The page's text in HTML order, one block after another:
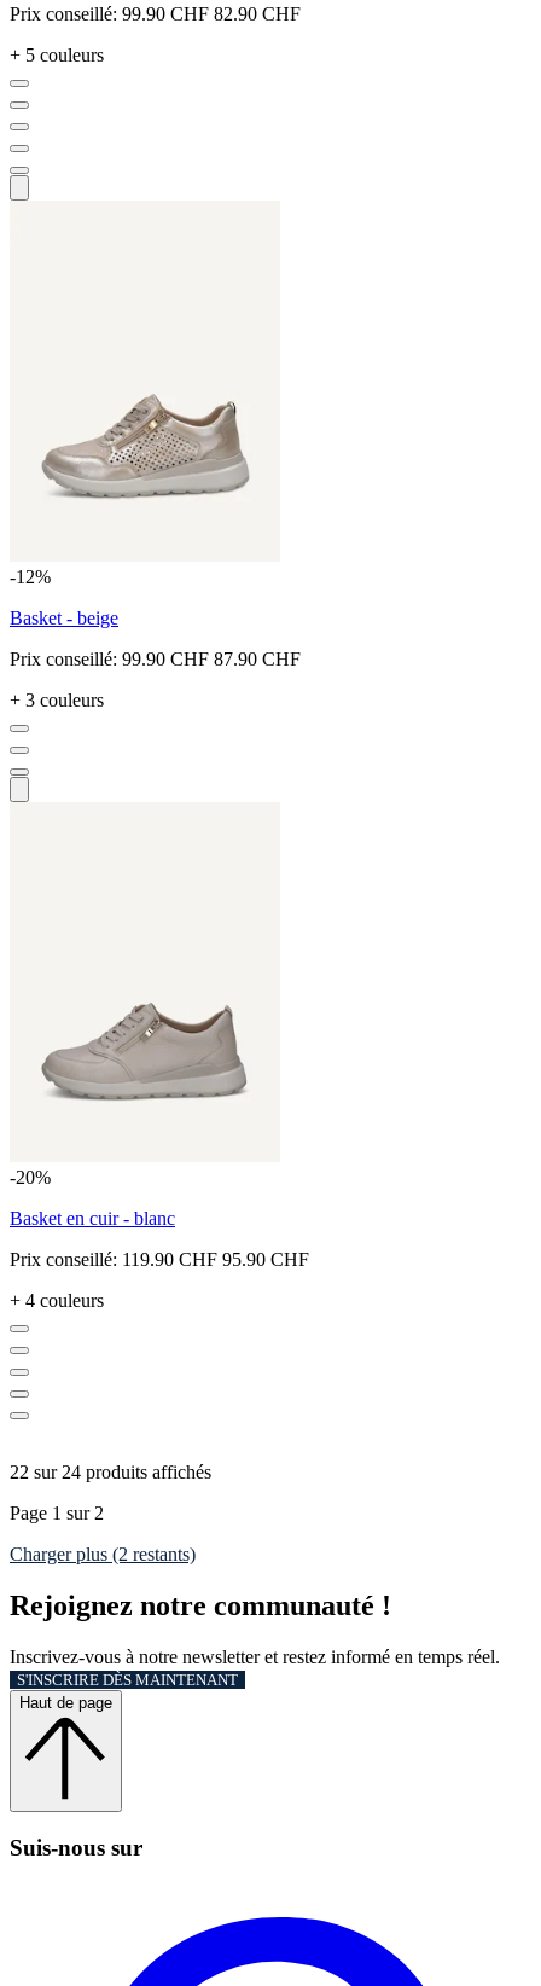
Prix conseillé: 99.90 CHF 82.90 CHF
+ 5 couleurs
-12%
Basket - beige
Prix conseillé: 99.90 CHF 87.90 CHF
+ 3 couleurs
-20%
Basket en cuir - blanc
Prix conseillé: 119.90 CHF 95.90 CHF
+ 4 couleurs
22 sur 24 produits affichés
Page 1 sur 2
Charger plus (2 restants)
Rejoignez notre communauté !
Inscrivez-vous à notre newsletter et restez informé en temps réel.
S'INSCRIRE DÈS MAINTENANT
Haut de page
Suis‑nous sur